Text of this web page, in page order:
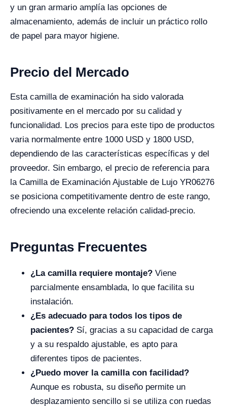
y un gran armario amplía las opciones de
almacenamiento, además de incluir un práctico rollo
de papel para mayor higiene.
Precio del Mercado
Esta camilla de examinación ha sido valorada
positivamente en el mercado por su calidad y
funcionalidad. Los precios para este tipo de productos
varia normalmente entre 1000 USD y 1800 USD,
dependiendo de las características específicas y del
proveedor. Sin embargo, el precio de referencia para
la Camilla de Examinación Ajustable de Lujo YR06276
se posiciona competitivamente dentro de este rango,
ofreciendo una excelente relación calidad-precio.
Preguntas Frecuentes
¿La camilla requiere montaje? Viene
parcialmente ensamblada, lo que facilita su
instalación.
¿Es adecuado para todos los tipos de
pacientes? Sí, gracias a su capacidad de carga
y a su respaldo ajustable, es apto para
diferentes tipos de pacientes.
¿Puedo mover la camilla con facilidad?
Aunque es robusta, su diseño permite un
desplazamiento sencillo si se utiliza con ruedas